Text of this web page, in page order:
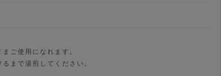
ご使用になれます。
まで湯煎してください。